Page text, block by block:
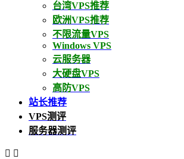
台湾VPS推荐
欧洲VPS推荐
不限流量VPS
Windows VPS
云服务器
大硬盘VPS
高防VPS
站长推荐
VPS测评
服务器测评
 